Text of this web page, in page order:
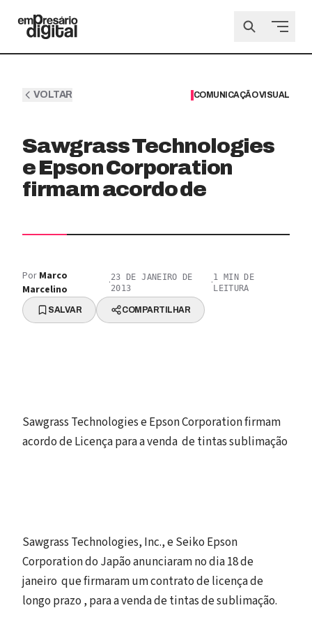
VOLTAR COMUNICAÇÃO VISUAL
Sawgrass Technologies
e Epson Corporation
firmam acordo de
Por Marco
Marcelino
·23 DE JANEIRO DE
2013
·1 MIN DE
LEITURA
SALVAR COMPARTILHAR
Sawgrass Technologies e Epson Corporation firmam
acordo de Licença para a venda de tintas sublimação
Sawgrass Technologies, Inc., e Seiko Epson
Corporation do Japão anunciaram no dia 18 de
janeiro que firmaram um contrato de licença de
longo prazo , para a venda de tintas de sublimação.